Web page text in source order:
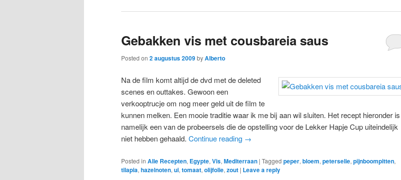
Gebakken vis met cousbareia saus
Posted on 2 augustus 2009byAlberto
Na de film komt altijd de dvd met de deleted
scenes en outtakes. Gewoon een
verkooptrucje om nog meer geld uit de film te
kunnen melken. Een mooie traditie waar ik me bij aan wil sluiten. Het recept hieronder is
namelijk een van de probeersels die de opstelling voor de Lekker Hapje Cup uiteindelijk
niet hebben gehaald. Continue reading →
Posted in Alle Recepten, Egypte, Vis, Mediterraan | Tagged peper, bloem, peterselie, pijnboompitten,
tilapia, hazelnoten, ui, tomaat, olijfolie, zout | Leave a reply